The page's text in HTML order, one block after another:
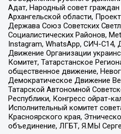
Адат, Народный совет
Архангельской области,
Держава Союз Советских
Социалистических Районов,
Instagram, WhatsApp, СИЧ-С14,
Движение Организации
Комитет, Татарстанское
общественное движение,
Демократическое Движение
Татарской Автономной
Республики, Конгресс ойрат-
Исполнительный комитет
Красноярского края,
объединение, ЛГБТ, Я.МЫ